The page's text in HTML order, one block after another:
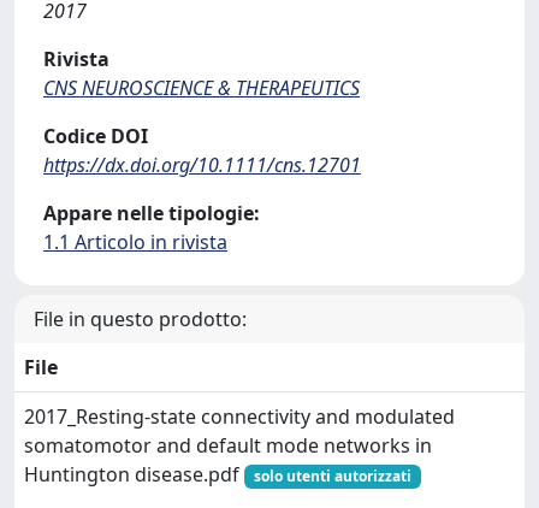
2017
Rivista
CNS NEUROSCIENCE & THERAPEUTICS
Codice DOI
https://dx.doi.org/10.1111/cns.12701
Appare nelle tipologie:
1.1 Articolo in rivista
File in questo prodotto:
File
2017_Resting-state connectivity and modulated
somatomotor and default mode networks in
Huntington disease.pdf
solo utenti autorizzati